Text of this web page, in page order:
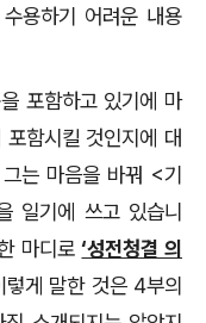
용하기 어려운 내용
포함하고 있기에 마
함시킬 것인지에 대
는 마음을 바꿔 <기
일기에 쓰고 있습니
마디로 ‘성전청결 의
렇게 말한 것은 4부의